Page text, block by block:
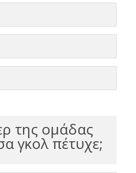
της ομάδας
γκολ πέτυχε;